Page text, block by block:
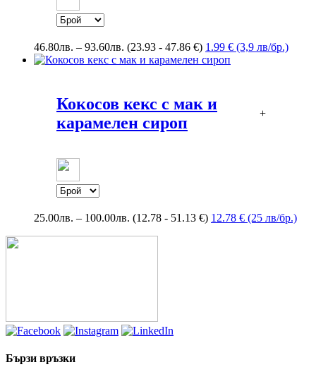
46.80лв. – 93.60лв. Price
range:
(23.93 - 47.86 €) 1.99 € (3,9 лв/бр.)
Кокосов кекс с мак и
карамелен сироп
+
25.00лв. – 100.00лв. Price
(12.78 - 51.13 €) 12.78 € (25 лв/бр.)
Бързи връзки